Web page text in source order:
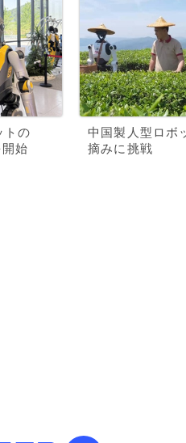
トの
始
中国製人型ロボ
摘みに挑戦